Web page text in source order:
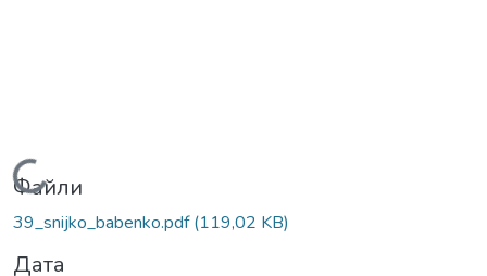
Вантажиться...
Файли
39_snijko_babenko.pdf(119,02 KB)
Дата